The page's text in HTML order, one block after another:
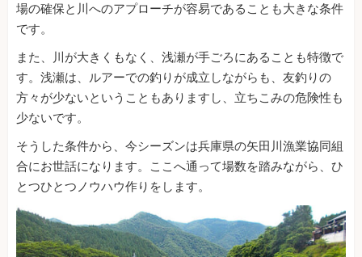
場の確保と川へのアプローチが容易であることも大きな条件
です。
また、川が大きくもなく、浅瀬が手ごろにあることも特徴で
す。浅瀬は、ルアーでの釣りが成立しながらも、友釣りの
方々が少ないということもありますし、立ちこみの危険性も
少ないです。
そうした条件から、今シーズンは兵庫県の矢田川漁業協同組
合にお世話になります。ここへ通って場数を踏みながら、ひ
とつひとつノウハウ作りをします。